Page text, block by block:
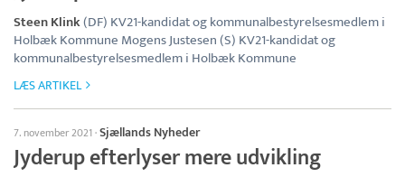
Steen Klink(DF) KV21-kandidat og kommunalbestyrelsesmedlem i
Holbæk Kommune Mogens Justesen (S) KV21-kandidat og
kommunalbestyrelsesmedlem i Holbæk Kommune
LÆS ARTIKEL
7. november 2021·Sjællands Nyheder
Jyderup efterlyser mere udvikling